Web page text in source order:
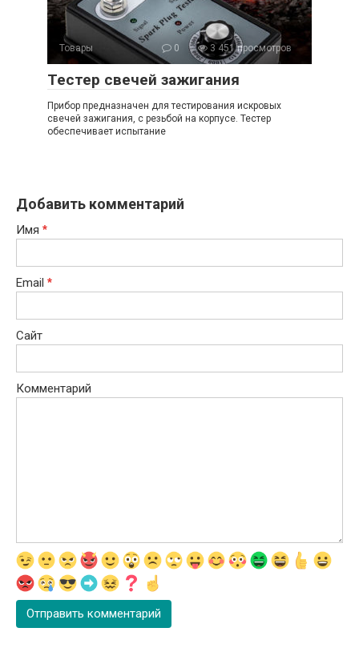
Товары 0 3 451 просмотров
Тестер свечей зажигания
Прибор предназначен для тестирования искровых
свечей зажигания, с резьбой на корпусе. Тестер
обеспечивает испытание
Добавить комментарий
Имя *
Email *
Сайт
Комментарий